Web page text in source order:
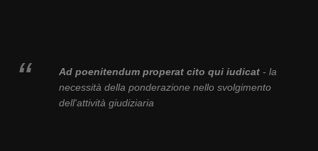
Ad poenitendum properat cito qui iudicat- la
necessità della ponderazione nello svolgimento
dell'attività giudiziaria